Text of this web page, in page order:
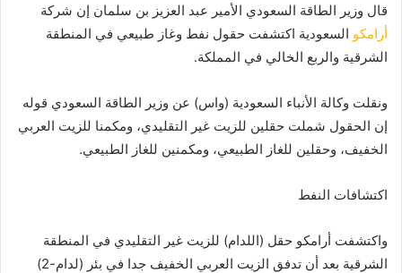
قال وزير الطاقة السعودي الأمير عبد العزيز بن سلمان إن شركة
أرامكو السعودية اكتشفت حقول نفط وغاز طبيعي في المنطقة
الشرقية والربع الخالي في المملكة.
ونقلت وكالة الأنباء السعودية (واس) عن وزير الطاقة السعودي قوله
إن الحقول شملت حقلين للزيت غير التقليدي، ومكمنا للزيت العربي
الخفيف، وحقلين للغاز الطبيعي، ومكمنين للغاز الطبيعي.
اكتشافات النفط
واكتشفت أرامكو حقل (اللدام) للزيت غير التقليدي في المنطقة
الشرقية بعد أن تدفق الزيت العربي الخفيف جدا في بئر (لدام-2)